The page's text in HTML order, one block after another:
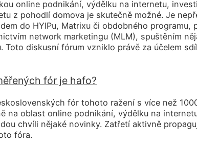
online podnikání, výdělku na internetu,
z pohodlí domova je skutečně možné. Je
do HYIPu, Matrixu či obdobného
network marketingu (MLM), spuštěním
diskusní fórum vzniklo právě za účelem
fór je hafo?
fór tohoto ražení s více než
na oblast online podnikání, výdělku na
chvíli nějaké novinky. Zatřetí aktivně
fóra.